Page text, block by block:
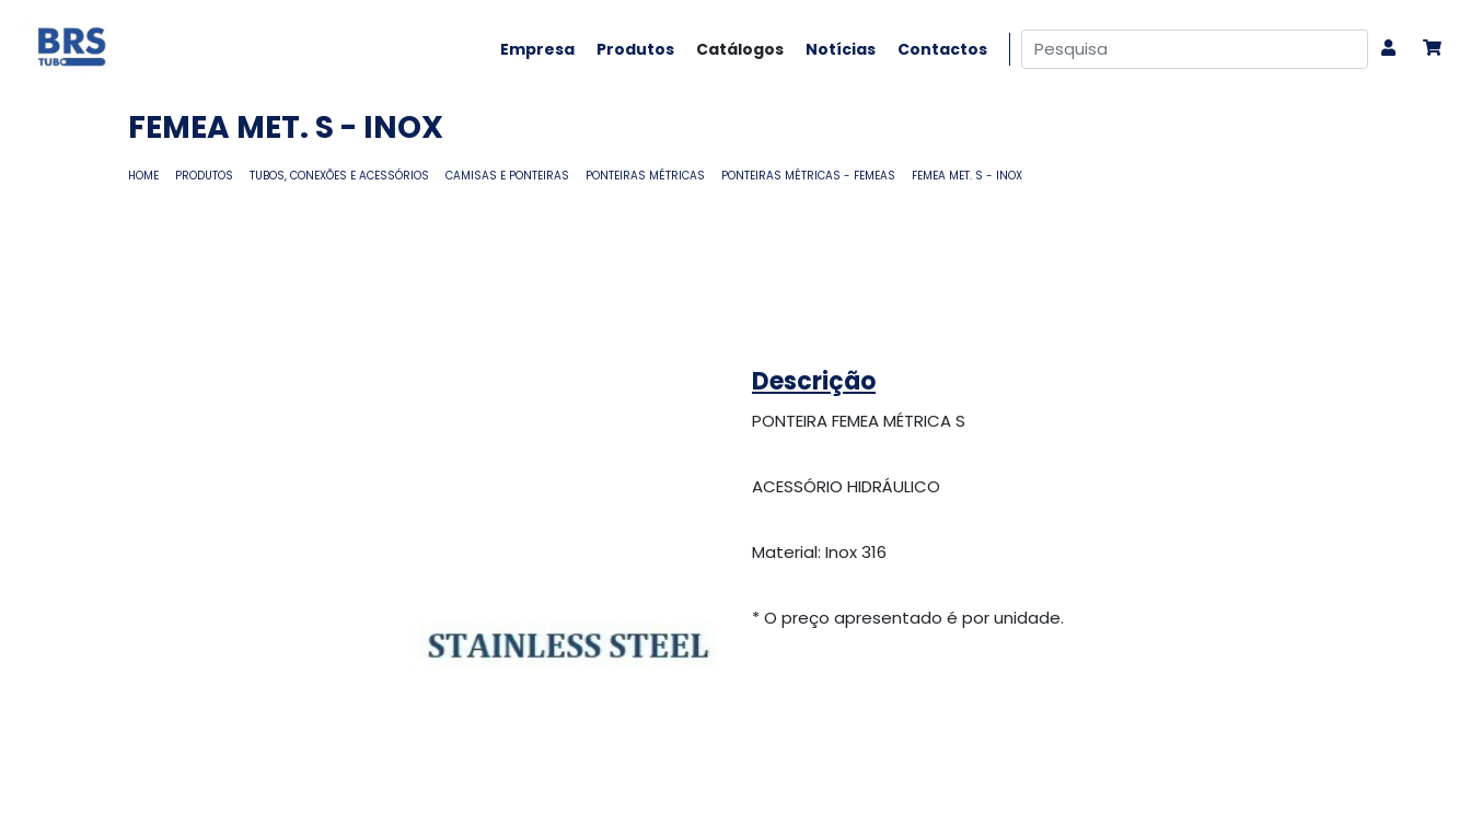
Empresa Produtos Catálogos Notícias Contactos
FEMEA MET. S - INOX
HOME PRODUTOS TUBOS, CONEXÕES E ACESSÓRIOS CAMISAS E PONTEIRAS PONTEIRAS MÉTRICAS PONTEIRAS MÉTRICAS - FEMEAS FEMEA MET. S - INOX
Descrição
PONTEIRA FEMEA MÉTRICA S
ACESSÓRIO HIDRÁULICO
Material: Inox 316
* O preço apresentado é por unidade.